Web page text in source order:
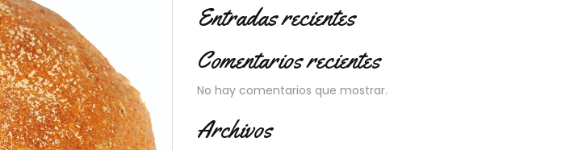
Entradas recientes
Comentarios recientes
No hay comentarios que mostrar.
Archivos